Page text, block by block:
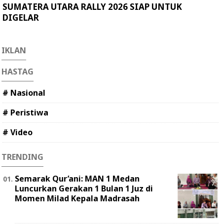
SUMATERA UTARA RALLY 2026 SIAP UNTUK
DIGELAR
IKLAN
HASTAG
# Nasional
# Peristiwa
# Video
TRENDING
Semarak Qur’ani: MAN 1 Medan
Luncurkan Gerakan 1 Bulan 1 Juz di
Momen Milad Kepala Madrasah